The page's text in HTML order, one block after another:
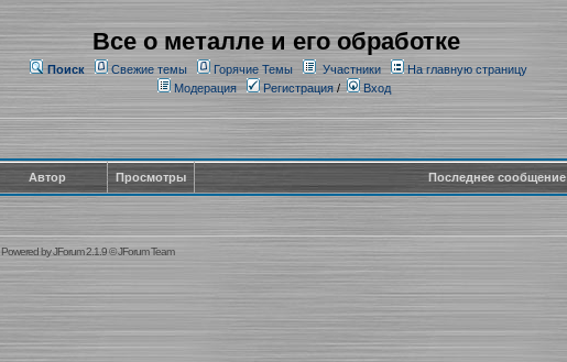
Все о металле и его обработке
Поиск Свежие темы Горячие Темы Участники
На главную страницу
Модерация
Регистрация/ Вход
Автор Просмотры Последнее сообщение
Powered byJForum 2.1.9©JForum Team